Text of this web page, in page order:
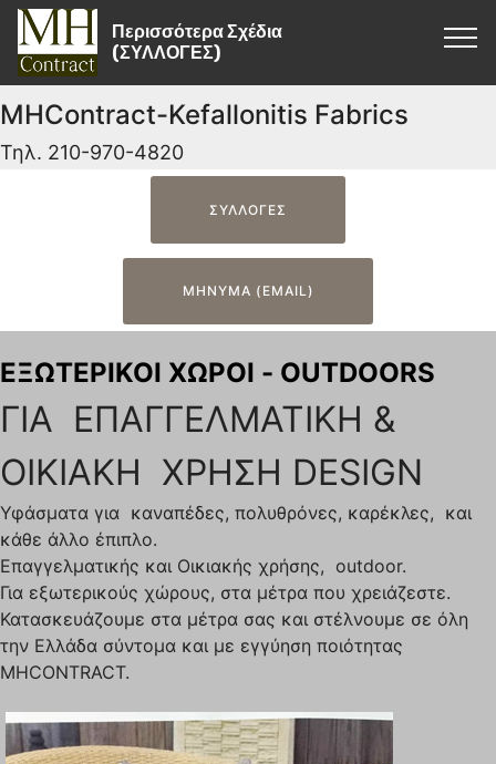
Περισσότερα Σχέδια
(ΣΥΛΛΟΓΕΣ)
MHContract-Kefallonitis Fabrics
Τηλ. 210-970-4820
ΣΥΛΛΟΓΕΣ
ΜΗΝΥΜΑ (EMAIL)
ΕΞΩΤΕΡΙΚΟΙ ΧΩΡΟΙ - OUTDOORS
ΓΙΑ ΕΠΑΓΓΕΛΜΑΤΙΚΗ &
ΟΙΚΙΑΚΗ ΧΡΗΣΗ DESIGN
Υφάσματα για καναπέδες, πολυθρόνες, καρέκλες, και
κάθε άλλο έπιπλο.
Επαγγελματικής και Οικιακής χρήσης, outdoor.
Για εξωτερικούς χώρους, στα μέτρα που χρειάζεστε.
Κατασκευάζουμε στα μέτρα σας και στέλνουμε σε όλη
την Ελλάδα σύντομα και με εγγύηση ποιότητας
MHCONTRACT.